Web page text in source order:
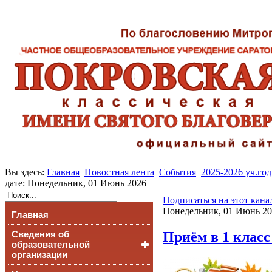
Вы здесь: Главная Новостная лента События 2025-2026 уч.год
дате: Понедельник, 01 Июнь 2026
Главная
Сведения об
образовательной
организации
Подписаться на этот
Понедельник, 01 Июнь
Приём в 1